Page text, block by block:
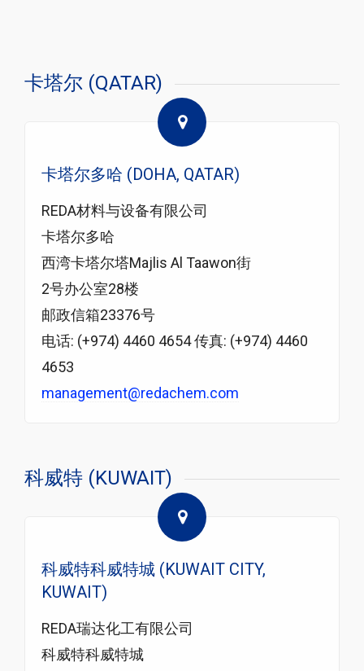
卡塔尔 (QATAR)
卡塔尔多哈 (DOHA, QATAR)
REDA材料与设备有限公司
卡塔尔多哈
西湾卡塔尔塔Majlis Al Taawon街
2号办公室28楼
邮政信箱23376号
电话: (+974) 4460 4654 传真: (+974) 4460
4653
management@redachem.com
科威特 (KUWAIT)
科威特科威特城 (KUWAIT CITY,
KUWAIT)
REDA瑞达化工有限公司
科威特科威特城